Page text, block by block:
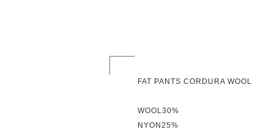
FAT PANTS CORDURA WOOL
WOOL30%
NYON25%